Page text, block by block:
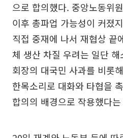
으로 합의했다. 중앙노동위
이후 총파업 가능성이 커졌
직접 중재에 나서 재협상 끝
체 생산 차질 우려는 일단
회장의 대국민 사과를 비롯
한목소리로 대화와 타협을
합의의 배경으로 작용했다